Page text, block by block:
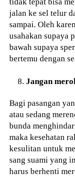
jalan ke sel telur
sampai. Oleh
usahakan supaya
bawah supaya
bertemu dengan
Jangan
Bagi pasangan
atau sedang
bunda
maka kesehatan
kesulitan untuk
sang suami yang
harus berhenti